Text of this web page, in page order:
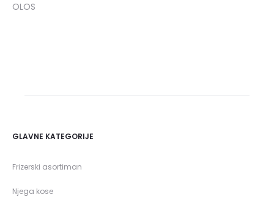
OLOS
GLAVNE KATEGORIJE
Frizerski asortiman
Njega kose